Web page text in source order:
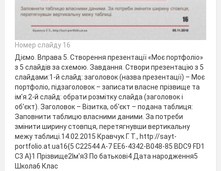
Номер слайду 16
Діємо. Вправа 5. Створення презентації «Моє портфоліо»
з 5 слайдів за схемою. Завдання. Створи презентацію з 5
слайдами:1-й слайд: заголовок (назва презентації) – Моє
портфоліо, підзаголовок – записати власне прізвище та
ім'я.2-й слайд: обрати розмітку слайда (заголовок і
об'єкт). Заголовок – Візитка, об'єкт – подана таблиця:
Заповнити таблицю власними даними. За потреби
змінити ширину стовпця, перетягнувши вертикальну
межу таблиці.14.02.2015 Кравчук Г. Т., http://sayt-
portfolio.at.ua16{5 C22544 A-7 EE6-4342-B048-85 BDC9 FD1
C3 A}1 Прізвище2Ім'я3 По батькові4 Дата народження5
Школа6 Клас